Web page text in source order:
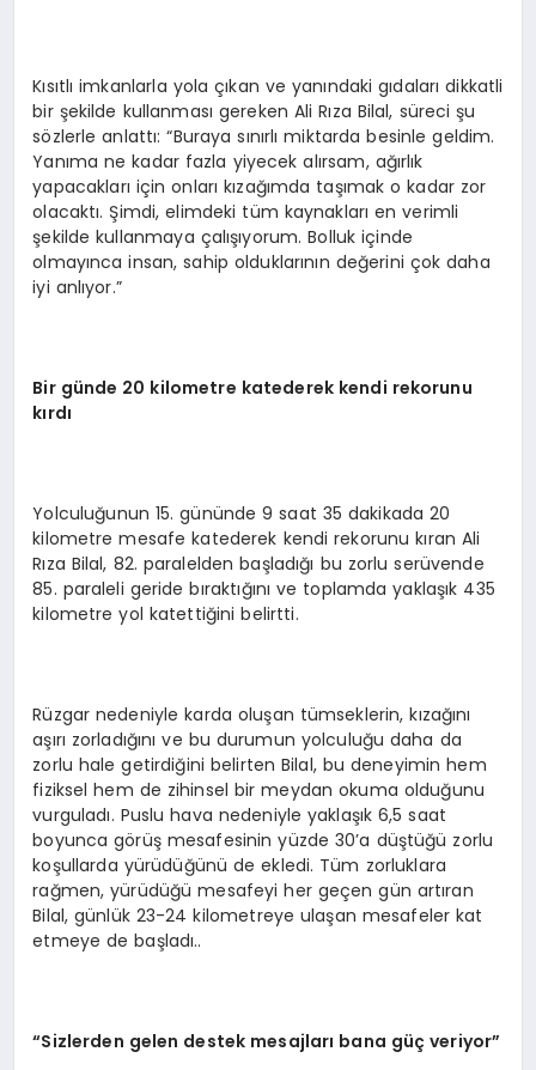
Kısıtlı imkanlarla yola çıkan ve yanındaki gıdaları dikkatli
bir şekilde kullanması gereken Ali Rıza Bilal, süreci şu
sözlerle anlattı: “Buraya sınırlı miktarda besinle geldim.
Yanıma ne kadar fazla yiyecek alırsam, ağırlık
yapacakları için onları kızağımda taşımak o kadar zor
olacaktı. Şimdi, elimdeki tüm kaynakları en verimli
şekilde kullanmaya çalışıyorum. Bolluk içinde
olmayınca insan, sahip olduklarının değerini çok daha
iyi anlıyor.”
Bir günde 20 kilometre katederek kendi rekorunu
kırdı
Yolculuğunun 15. gününde 9 saat 35 dakikada 20
kilometre mesafe katederek kendi rekorunu kıran Ali
Rıza Bilal, 82. paralelden başladığı bu zorlu serüvende
85. paraleli geride bıraktığını ve toplamda yaklaşık 435
kilometre yol katettiğini belirtti.
Rüzgar nedeniyle karda oluşan tümseklerin, kızağını
aşırı zorladığını ve bu durumun yolculuğu daha da
zorlu hale getirdiğini belirten Bilal, bu deneyimin hem
fiziksel hem de zihinsel bir meydan okuma olduğunu
vurguladı. Puslu hava nedeniyle yaklaşık 6,5 saat
boyunca görüş mesafesinin yüzde 30’a düştüğü zorlu
koşullarda yürüdüğünü de ekledi. Tüm zorluklara
rağmen, yürüdüğü mesafeyi her geçen gün artıran
Bilal, günlük 23-24 kilometreye ulaşan mesafeler kat
etmeye de başladı..
“Sizlerden gelen destek mesajları bana güç veriyor”